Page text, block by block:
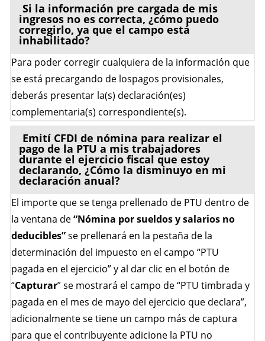
Si la información pre cargada de mis
ingresos no es correcta, ¿cómo puedo
corregirlo, ya que el campo está
inhabilitado?
Para poder corregir cualquiera de la información que
se está precargando de lospagos provisionales,
deberás presentar la(s) declaración(es)
complementaria(s) correspondiente(s).
Emití CFDI de nómina para realizar el
pago de la PTU a mis trabajadores
durante el ejercicio fiscal que estoy
declarando, ¿Cómo la disminuyo en mi
declaración anual?
El importe que se tenga prellenado de PTU dentro de
la ventana de“Nómina por sueldos y salarios no
deducibles”se prellenará en la pestaña de la
determinación del impuesto en el campo “PTU
pagada en el ejercicio” y al dar clic en el botón de
“Capturar” se mostrará el campo de “PTU timbrada y
pagada en el mes de mayo del ejercicio que declara”,
adicionalmente se tiene un campo más de captura
para que el contribuyente adicione la PTU no